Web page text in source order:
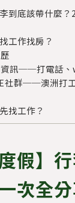
到底該帶什麼
工作找房？
資訊──打電話
社群──澳洲打
找工作？
假】
次全分